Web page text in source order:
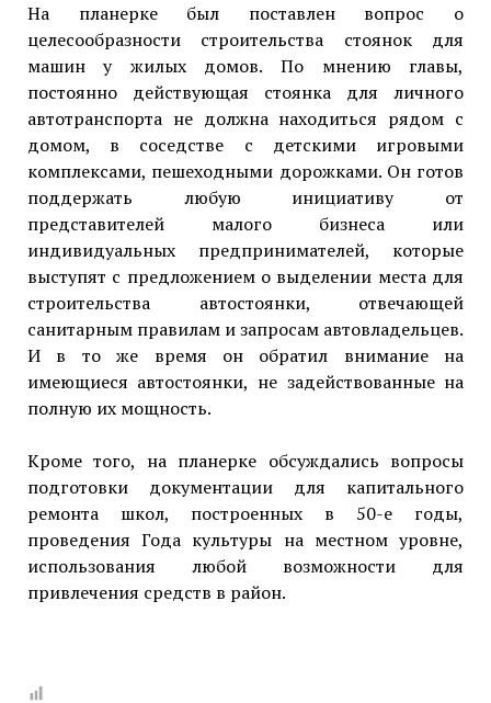
На планерке был поставлен вопрос о
целесообразности строительства стоянок для
машин у жилых домов. По мнению главы,
постоянно действующая стоянка для личного
автотранспорта не должна находиться рядом с
домом, в соседстве с детскими игровыми
комплексами, пешеходными дорожками. Он готов
поддержать любую инициативу от
представителей малого бизнеса или
индивидуальных предпринимателей, которые
выступят с предложением о выделении места для
строительства автостоянки, отвечающей
санитарным правилам и запросам автовладельцев.
И в то же время он обратил внимание на
имеющиеся автостоянки, не задействованные на
полную их мощность.
Кроме того, на планерке обсуждались вопросы
подготовки документации для капитального
ремонта школ, построенных в 50-е годы,
проведения Года культуры на местном уровне,
использования любой возможности для
привлечения средств в район.